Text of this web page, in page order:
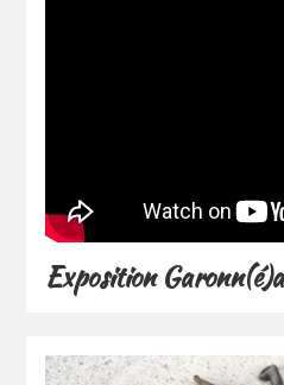
Exposition